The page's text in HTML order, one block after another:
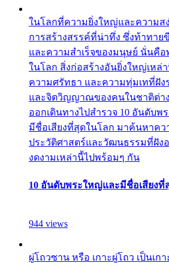
ในโลกที่ความยิ่งใหญ่และความส
การสร้างสรรค์ที่น่าทึ่ง ซึ่งท้าทาย
และความสำเร็จของมนุษย์ นั่นคื
ในโลก สิ่งก่อสร้างอันยิ่งใหญ่เหล่
ความศรัทธา และความทุ่มเทที่ฝั
และจิตวิญญาณของคนในชาติต่าง
ออกเดินทางไปสำรวจ 10 อันดับ
มีชื่อเสียงที่สุดในโลก มาค้นหาคว
ประวัติศาสตร์และวัฒนธรรมที่ฝัง
งดงามเหล่านี้ไปพร้อมๆ กัน
10 อันดับพระใหญ่และมีชื่อเสียงที่
944 views
ผู่โถวซาน หรือ เกาะผู่โถว เป็นเก